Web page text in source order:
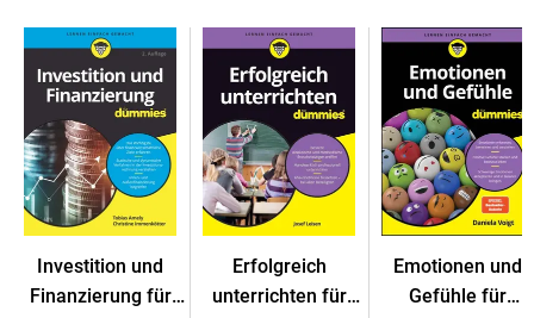
Inhaltsverzeichnis
Einleitung 19
In 100 Tagen ... 25
Teil I: Aufwachen und Erkennen 29
Teil II: Mut fassen und Grenzen sprengen 75
Teil IV: Haltung zeigen und das Selbstbild formen 169
Teil V: Selbstbewusst leben und handeln 219
Investition und
Finanzierung für
Erfolgreich
unterrichten für
Emotionen und
Gefühle für